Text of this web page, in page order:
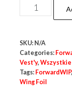
Impact
Vest
quantity
SKU: N/A
Categories:
Vest'y,
Tags: ForwardWIP,
Wing Foil